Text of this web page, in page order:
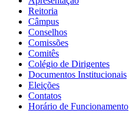
Reitoria
Câmpus
Conselhos
Comissões
Comitês
Colégio de Dirigentes
Documentos Institucionais
Eleições
Contatos
Horário de Funcionamento